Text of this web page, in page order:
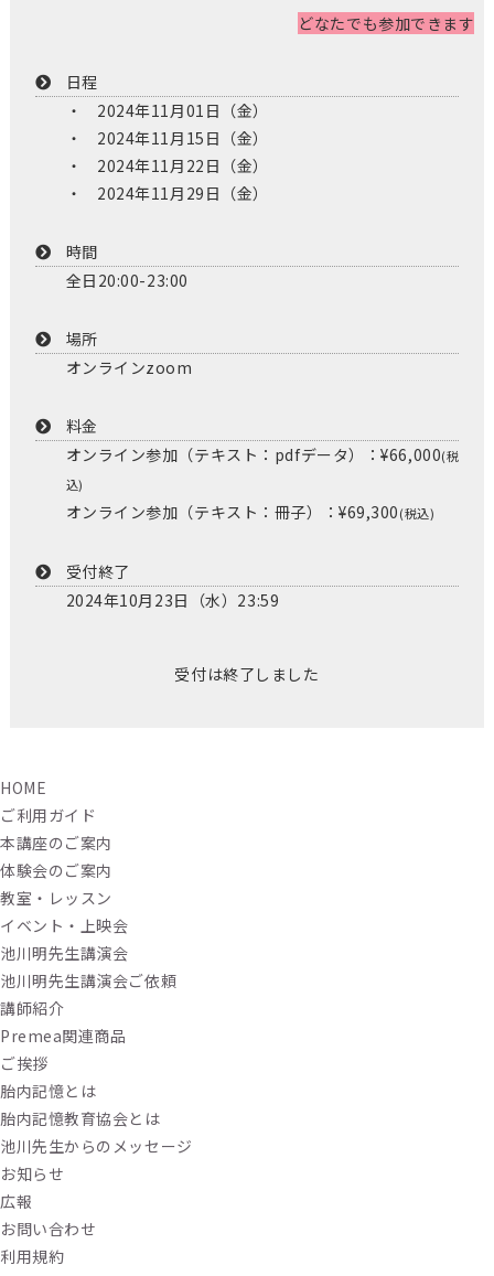
どなたでも参加できます
日程
2024年11月01日（金）
2024年11月15日（金）
2024年11月22日（金）
2024年11月29日（金）
時間
全日20:00-23:00
場所
オンラインzoom
料金
オンライン参加（テキスト：pdfデータ）：¥66,000(税
込)
オンライン参加（テキスト：冊子）：¥69,300(税込)
受付終了
2024年10月23日（水）23:59
受付は終了しました
HOME
ご利用ガイド
本講座のご案内
体験会のご案内
教室・レッスン
イベント・上映会
池川明先生講演会
池川明先生講演会ご依頼
講師紹介
Premea関連商品
ご挨拶
胎内記憶とは
胎内記憶教育協会とは
池川先生からのメッセージ
お知らせ
広報
お問い合わせ
利用規約